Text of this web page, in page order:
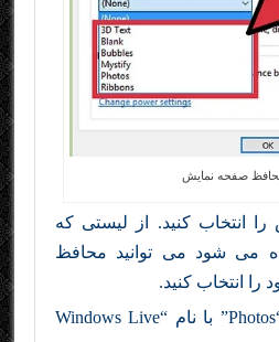
صفحه نمایش
انتخاب کنید. از لیستی که
می شود می توانید محافظ
انتخاب کنید.
در ویندوز ۷, گزینه ی “Photos” با نام “Windows Live